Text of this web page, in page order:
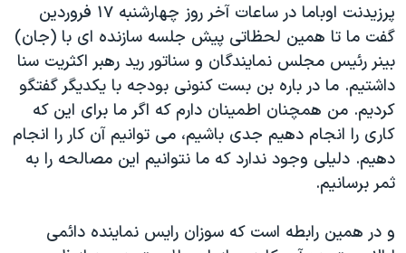
همایش محافظه‌کاران آمریکا «سی‌پک»
صفحه‌های ویژه
سفر پرزیدنت ترامپ به چین
پرزیدنت اوباما در ساعات آخر روز چهارشنبه ۱۷ فروردین
گفت ما تا همین لحظاتی پیش جلسه سازنده ای با (جان)
بینر رئیس مجلس نمایندگان و سناتور رید رهبر اکثریت سنا
داشتیم. ما در باره بن بست کنونی بودجه با یکدیگر گفتگو
کردیم. من همچنان اطمینان دارم که اگر ما برای این که
کاری را انجام دهیم جدی باشیم، می توانیم آن کار را انجام
دهیم. دلیلی وجود ندارد که ما نتوانیم این مصالحه را به
ثمر برسانیم.
و در همین رابطه است که سوزان رایس نماینده دائمی